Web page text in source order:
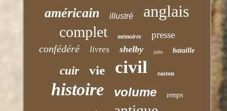
américain illustré anglais
complet mémoires presse
confédéré livres shelby john bataille
cuir vie civil easton
histoire volume temps